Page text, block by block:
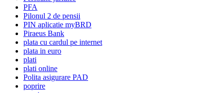
PFA
Pilonul 2 de pensii
PIN aplicatie myBRD
Piraeus Bank
plata cu cardul pe internet
plata in euro
plati
plati online
Polita asigurare PAD
poprire